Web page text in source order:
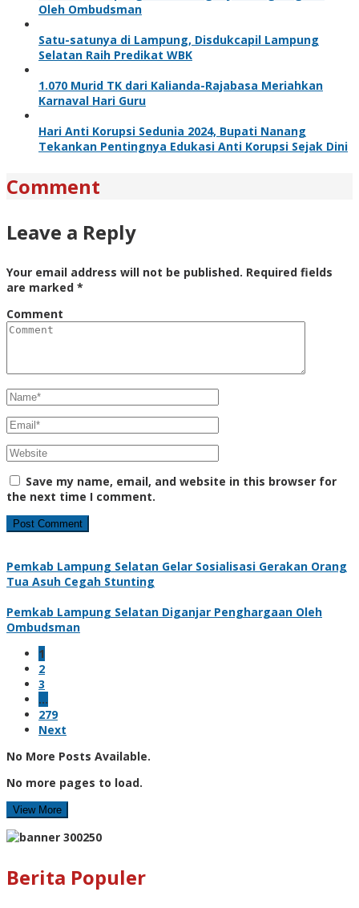
Oleh Ombudsman
Satu-satunya di Lampung, Disdukcapil Lampung
Selatan Raih Predikat WBK
1.070 Murid TK dari Kalianda-Rajabasa Meriahkan
Karnaval Hari Guru
Hari Anti Korupsi Sedunia 2024, Bupati Nanang
Tekankan Pentingnya Edukasi Anti Korupsi Sejak Dini
Comment
Leave a Reply
Your email address will not be published. Required fields
are marked *
Comment
Save my name, email, and website in this browser for
the next time I comment.
Pemkab Lampung Selatan Gelar Sosialisasi Gerakan Orang
Tua Asuh Cegah Stunting
Pemkab Lampung Selatan Diganjar Penghargaan Oleh
Ombudsman
1
2
3
…
279
Next
No More Posts Available.
No more pages to load.
View More
Berita Populer